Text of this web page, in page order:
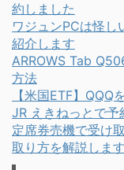
約しました
ワジュンPCは怪し
紹介します
ARROWS Tab
方法
【米国ETF】QQQ
JR えきねっとで予
定席券売機で受け
取り方を解説します